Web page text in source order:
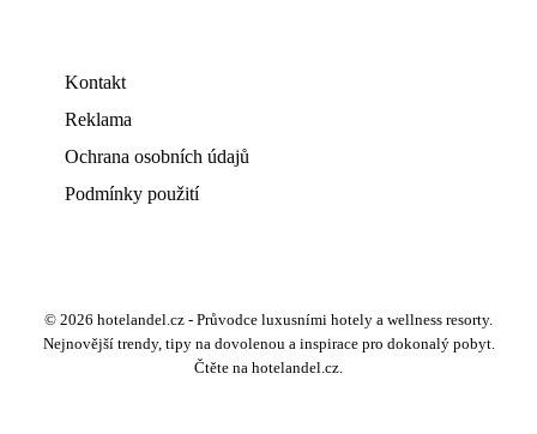
Kontakt
Reklama
Ochrana osobních údajů
Podmínky použití
© 2026 hotelandel.cz - Průvodce luxusními hotely a wellness resorty.
Nejnovější trendy, tipy na dovolenou a inspirace pro dokonalý pobyt.
Čtěte na hotelandel.cz.